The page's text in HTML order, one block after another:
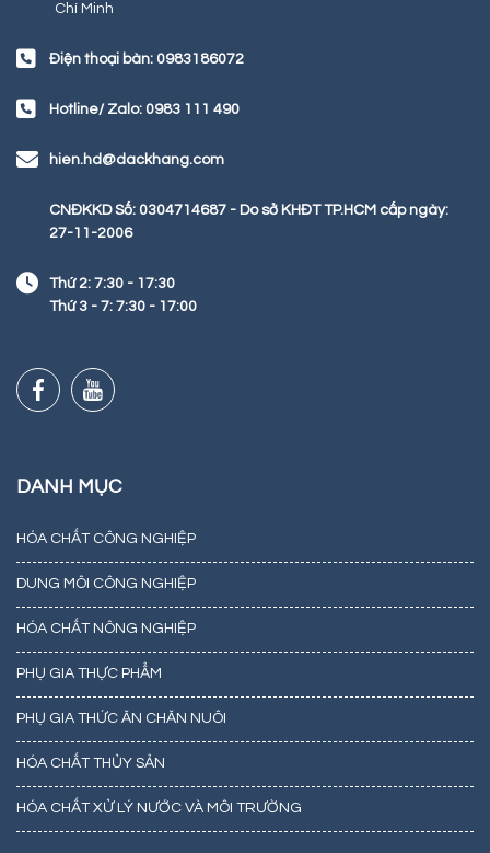
Chí Minh
Điện thoại bàn: 0983186072
Hotline/ Zalo: 0983 111 490
hien.hd@dackhang.com
CNĐKKD Số: 0304714687 - Do sở KHĐT TP.HCM cấp ngày:
27-11-2006
Thứ 2: 7:30 - 17:30
Thứ 3 - 7: 7:30 - 17:00
DANH MỤC
HÓA CHẤT CÔNG NGHIỆP
DUNG MÔI CÔNG NGHIỆP
HÓA CHẤT NÔNG NGHIỆP
PHỤ GIA THỰC PHẨM
PHỤ GIA THỨC ĂN CHĂN NUÔI
HÓA CHẤT THỦY SẢN
HÓA CHẤT XỬ LÝ NƯỚC VÀ MÔI TRƯỜNG